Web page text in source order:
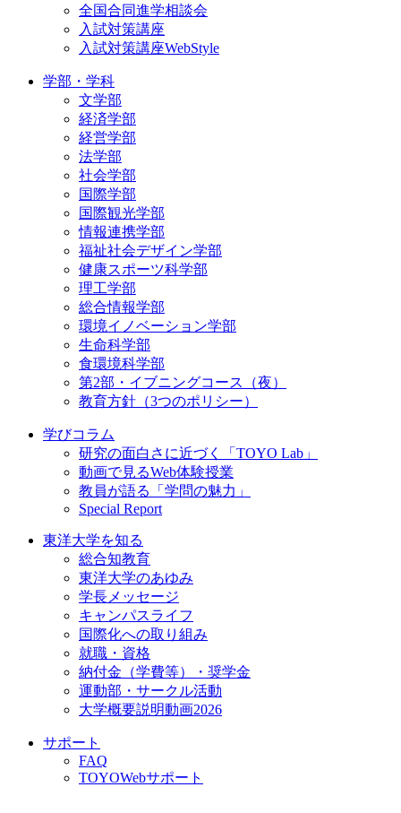
全国合同進学相談会
入試対策講座
入試対策講座WebStyle
学部・学科
文学部
経済学部
経営学部
法学部
社会学部
国際学部
国際観光学部
情報連携学部
福祉社会デザイン学部
健康スポーツ科学部
理工学部
総合情報学部
環境イノベーション学部
生命科学部
食環境科学部
第2部・イブニングコース（夜）
教育方針（3つのポリシー）
学びコラム
研究の面白さに近づく「TOYO Lab」
動画で見るWeb体験授業
教員が語る「学問の魅力」
Special Report
東洋大学を知る
総合知教育
東洋大学のあゆみ
学長メッセージ
キャンパスライフ
国際化への取り組み
就職・資格
納付金（学費等）・奨学金
運動部・サークル活動
大学概要説明動画2026
サポート
FAQ
TOYOWebサポート